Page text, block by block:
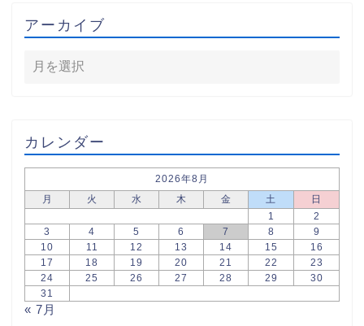
アーカイブ
カレンダー
2026年8月
月
火 水 木 金 土
日
1
2
3
4 5 6 7 8
9
10
11 12 13 14 15
16
17
18 19 20 21 22
23
24
25 26 27 28 29
30
31
« 7月